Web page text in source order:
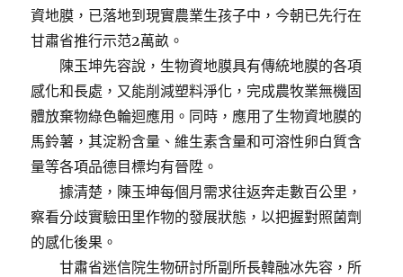
資地膜，已落地到現實農業生孩子中，今朝已先行在
甘肅省推行示范2萬畝。
陳玉坤先容說，生物資地膜具有傳統地膜的各項
感化和長處，又能削減塑料淨化，完成農牧業無機固
體放棄物綠色輪迴應用。同時，應用了生物資地膜的
馬鈴薯，其淀粉含量、維生素含量和可溶性卵白質含
量等各項品德目標均有晉陞。
據清楚，陳玉坤每個月需求往返奔走數百公里，
察看分歧實驗田里作物的發展狀態，以把握對照菌劑
的感化後果。
甘肅省迷信院生物研討所副所長韓融冰先容，所